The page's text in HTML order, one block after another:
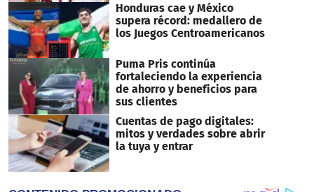
Honduras cae y México
supera récord: medallero de
los Juegos Centroamericanos
Puma Pris continúa
fortaleciendo la experiencia
de ahorro y beneficios para
sus clientes
Cuentas de pago digitales:
mitos y verdades sobre abrir
la tuya y entrar